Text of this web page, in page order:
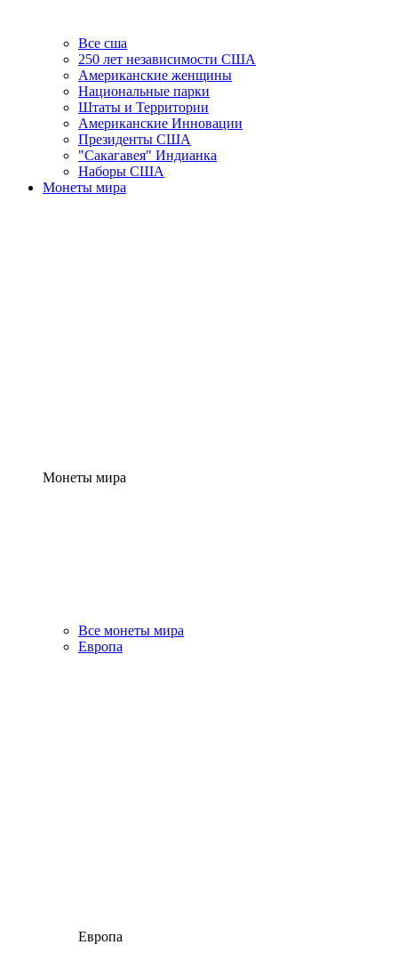
Все сша
250 лет независимости США
Американские женщины
Национальные парки
Штаты и Территории
Американские Инновации
Президенты США
"Сакагавея" Индианка
Наборы США
Монеты мира
Монеты мира
Все монеты мира
Европа
Европа